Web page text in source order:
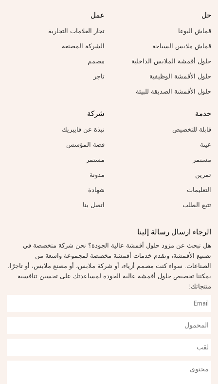
حل
قماش اليوغا
قماش ملابس السباحة
حلول أقمشة الملابس الداخلية
حلول الأقمشة الوظيفية
حلول الأقمشة الصديقة للبيئة
عمل
تجار العلامات التجارية
الشركة المصنعة
مصمم
تاجر
خدمة
قابلة للتخصيص
عينة
مستمر
تمرين
التعليمات
تتبع الطلب
شركة
نبذة عن فايبريك
قصة المؤسس
مستمر
مدونة
شهادة
اتصل بنا
الرجاء ارسال رسالة إلينا
هل تبحث عن مزود حلول أقمشة عالية الجودة؟ نحن شركة متخصصة في
تصنيع الأقمشة، ونقدم خدمات أقمشة مخصصة لمجموعة واسعة من
الصناعات. سواء كنت مصمم أزياء، أو شركة ملابس، أو مصنع ملابس، أو تاجرًا،
يمكننا تخصيص حلول أقمشة عالية الجودة لمساعدتك على تحسين تنافسية
منتجاتك!